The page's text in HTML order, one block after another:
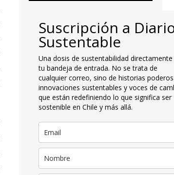
Suscripción a
Sustentable
Una dosis de sustentabilidad
tu bandeja de entrada. No se trata de
cualquier correo, sino de historias
innovaciones sustentables y voces de
que están redefiniendo lo que significa ser
sostenible en Chile y más allá.